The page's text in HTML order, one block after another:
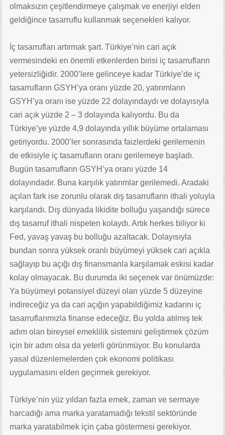
olmaksızın çeşitlendirmeye çalışmak ve enerjiyi elden
geldiğince tasarruflu kullanmak seçenekleri kalıyor.
İç tasarrufları artırmak şart. Türkiye’nin cari açık
vermesindeki en önemli etkenlerden birisi iç tasarrufların
yetersizliğidir. 2000’lere gelinceye kadar Türkiye’de iç
tasarrufların GSYH’ya oranı yüzde 20, yatırımların
GSYH’ya oranı ise yüzde 22 dolayındaydı ve dolayısıyla
cari açık yüzde 2 – 3 dolayında kalıyordu. Bu da
Türkiye’ye yüzde 4,9 dolayında yıllık büyüme ortalaması
getiriyordu. 2000’ler sonrasında faizlerdeki gerilemenin
de etkisiyle iç tasarrufların oranı gerilemeye başladı.
Bugün tasarrufların GSYH’ya oranı yüzde 14
dolayındadır. Buna karşılık yatırımlar gerilemedi. Aradaki
açılan fark ise zorunlu olarak dış tasarrufların ithali yoluyla
karşılandı. Dış dünyada likidite bolluğu yaşandığı sürece
dış tasarruf ithali nispeten kolaydı. Artık herkes biliyor ki
Fed, yavaş yavaş bu bolluğu azaltacak. Dolayısıyla
bundan sonra yüksek oranlı büyümeyi yüksek cari açıkla
sağlayıp bu açığı dış finansmanla karşılamak eskisi kadar
kolay olmayacak. Bu durumda iki seçenek var önümüzde:
Ya büyümeyi potansiyel düzeyi olan yüzde 5 düzeyine
indireceğiz ya da cari açığın yapabildiğimiz kadarını iç
tasarruflarımızla finanse edeceğiz. Bu yolda atılmış tek
adım olan bireysel emeklilik sistemini geliştirmek çözüm
için bir adım olsa da yeterli görünmüyor. Bu konularda
yasal düzenlemelerden çok ekonomi politikası
uygulamasını elden geçirmek gerekiyor.
Türkiye’nin yüz yıldan fazla emek, zaman ve sermaye
harcadığı ama marka yaratamadığı tekstil sektöründe
marka yaratabilmek için çaba göstermesi gerekiyor.